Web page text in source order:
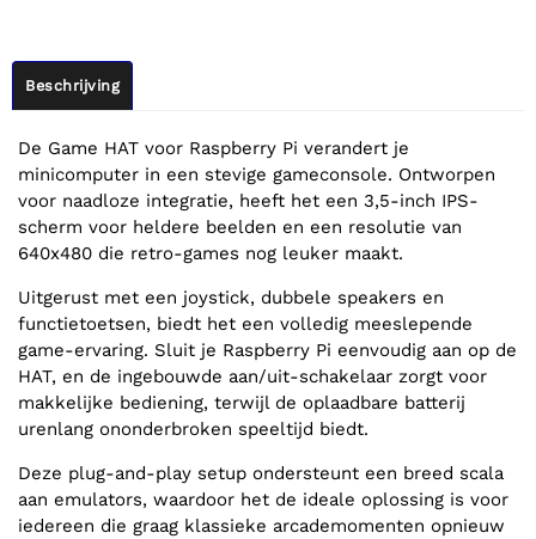
Beschrijving
De Game HAT voor Raspberry Pi verandert je
minicomputer in een stevige gameconsole. Ontworpen
voor naadloze integratie, heeft het een 3,5-inch IPS-
scherm voor heldere beelden en een resolutie van
640x480 die retro-games nog leuker maakt.
Uitgerust met een joystick, dubbele speakers en
functietoetsen, biedt het een volledig meeslepende
game-ervaring. Sluit je Raspberry Pi eenvoudig aan op de
HAT, en de ingebouwde aan/uit-schakelaar zorgt voor
makkelijke bediening, terwijl de oplaadbare batterij
urenlang ononderbroken speeltijd biedt.
Deze plug-and-play setup ondersteunt een breed scala
aan emulators, waardoor het de ideale oplossing is voor
iedereen die graag klassieke arcademomenten opnieuw